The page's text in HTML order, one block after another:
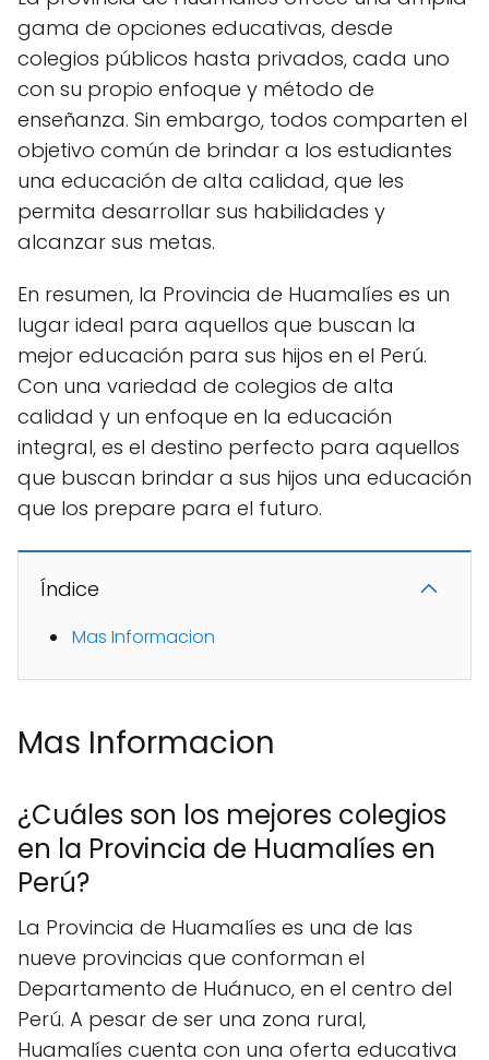
gama de opciones educativas, desde
colegios públicos hasta privados, cada uno
con su propio enfoque y método de
enseñanza. Sin embargo, todos comparten el
objetivo común de brindar a los estudiantes
una educación de alta calidad, que les
permita desarrollar sus habilidades y
alcanzar sus metas.
En resumen, la Provincia de Huamalíes es un
lugar ideal para aquellos que buscan la
mejor educación para sus hijos en el Perú.
Con una variedad de colegios de alta
calidad y un enfoque en la educación
integral, es el destino perfecto para aquellos
que buscan brindar a sus hijos una educación
que los prepare para el futuro.
Índice
Mas Informacion
Mas Informacion
¿Cuáles son los mejores colegios
en la Provincia de Huamalíes en
Perú?
La Provincia de Huamalíes es una de las
nueve provincias que conforman el
Departamento de Huánuco, en el centro del
Perú. A pesar de ser una zona rural,
Huamalíes cuenta con una oferta educativa